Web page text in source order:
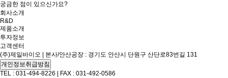
궁금한 점이 있으신가요?
회사소개
R&D
제품소개
투자정보
고객센터
(주)제일바이오 | 본사/안산공장 : 경기도 안산시 단원구 산단로83번길 131
개인정보취급방침
TEL : 031-494-8226 | FAX : 031-492-0586